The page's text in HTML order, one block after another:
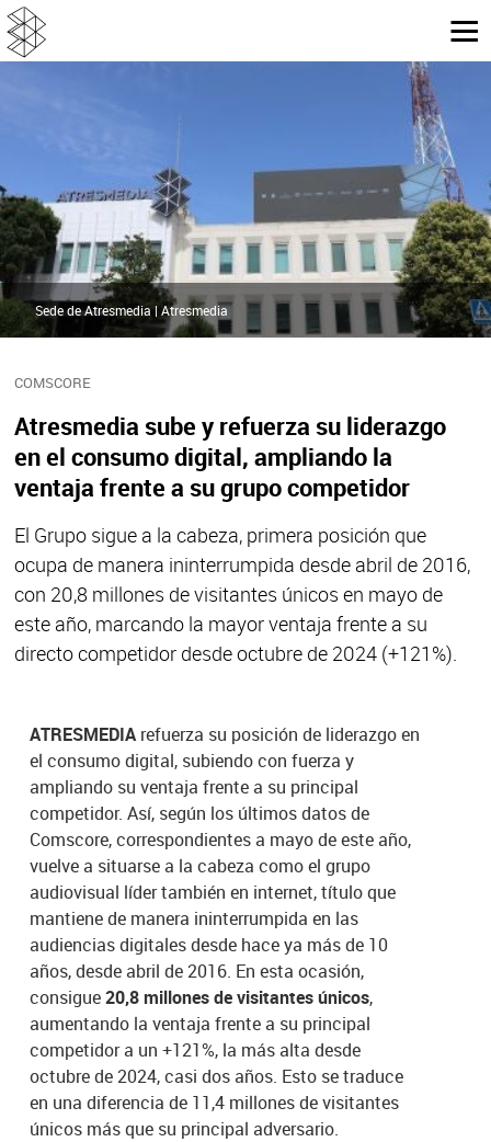
COMSCORE
Atresmedia sube y refuerza su liderazgo
en el consumo digital, ampliando la
ventaja frente a su grupo competidor
El Grupo sigue a la cabeza, primera posición que
ocupa de manera ininterrumpida desde abril de 2016,
con 20,8 millones de visitantes únicos en mayo de
este año, marcando la mayor ventaja frente a su
directo competidor desde octubre de 2024 (+121%).
Sede de Atresmedia | Atresmedia
ATRESMEDIA refuerza su posición de liderazgo en
el consumo digital, subiendo con fuerza y
ampliando su ventaja frente a su principal
competidor. Así, según los últimos datos de
Comscore, correspondientes a mayo de este año,
vuelve a situarse a la cabeza como el grupo
audiovisual líder también en internet, título que
mantiene de manera ininterrumpida en las
audiencias digitales desde hace ya más de 10
años, desde abril de 2016. En esta ocasión,
consigue20,8 millones de visitantes únicos,
aumentando la ventaja frente a su principal
competidor a un +121%, la más alta desde
octubre de 2024, casi dos años. Esto se traduce
en una diferencia de 11,4 millones de visitantes
únicos más que su principal adversario.